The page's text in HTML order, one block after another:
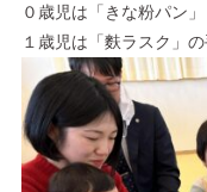
０歳児は「きな粉パン」
１歳児は「麩ラスク」